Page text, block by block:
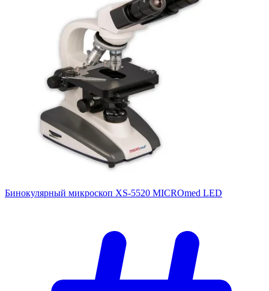
Бинокулярный микроскоп XS-5520 MICROmed LED